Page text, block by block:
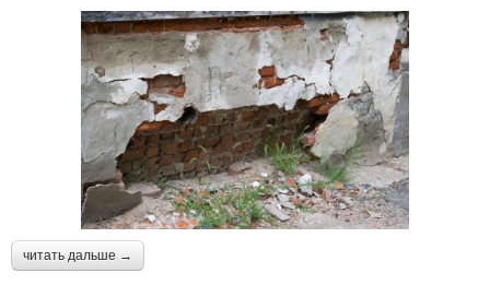
читать дальше →